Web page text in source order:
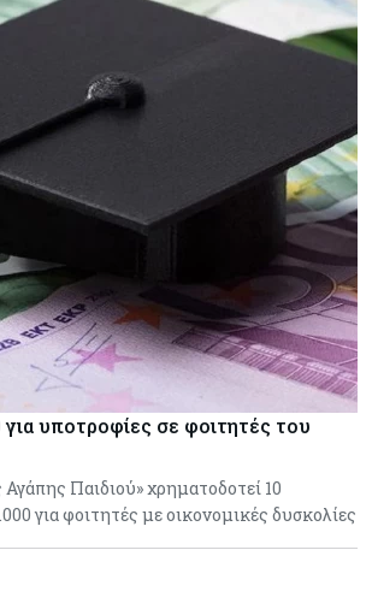
υποτροφίες σε φοιτητές του
Παιδιού» χρηματοδοτεί 10
για φοιτητές με οικονομικές δυσκολίες